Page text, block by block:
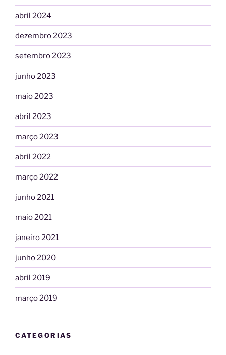
abril 2024
dezembro 2023
setembro 2023
junho 2023
maio 2023
abril 2023
março 2023
abril 2022
março 2022
junho 2021
maio 2021
janeiro 2021
junho 2020
abril 2019
março 2019
CATEGORIAS